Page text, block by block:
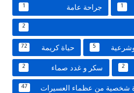
1 جراحة عامة 1
2
5 حياة كريمة 72
2 سكر و غدد صماء 2
شخصية من عظماء العسيرات 47